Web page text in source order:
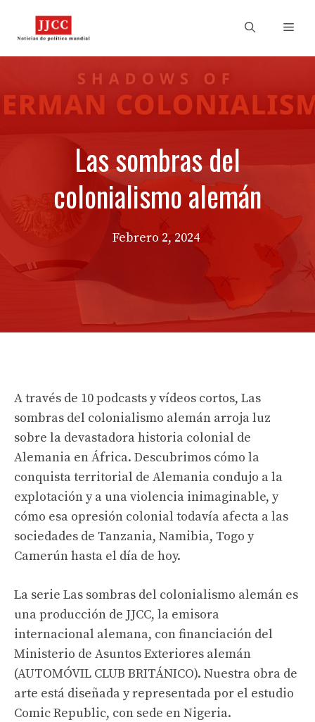
Las sombras del
colonialismo alemán
Febrero 2, 2024
A través de 10 podcasts y vídeos cortos, Las
sombras del colonialismo alemán arroja luz
sobre la devastadora historia colonial de
Alemania en África. Descubrimos cómo la
conquista territorial de Alemania condujo a la
explotación y a una violencia inimaginable, y
cómo esa opresión colonial todavía afecta a las
sociedades de Tanzania, Namibia, Togo y
Camerún hasta el día de hoy.
La serie Las sombras del colonialismo alemán es
una producción de JJCC, la emisora ​​
internacional alemana, con financiación del
Ministerio de Asuntos Exteriores alemán
(AUTOMÓVIL CLUB BRITÁNICO). Nuestra obra de
arte está diseñada y representada por el estudio
Comic Republic, con sede en Nigeria.